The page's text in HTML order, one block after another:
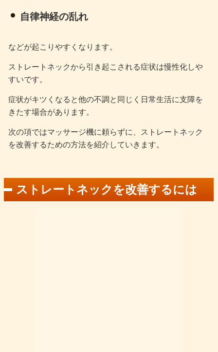
自律神経の乱れ
などが起こりやすくなります。
ストレートネックから引き起こされる症状は慢性化しや
すいです。
症状がキツくなると他の不調と同じく日常生活に支障を
きたす場合があります。
次の項ではマッサージ機に頼らずに、ストレートネック
を改善するための方法を紹介していきます。
ストレートネックを改善するには